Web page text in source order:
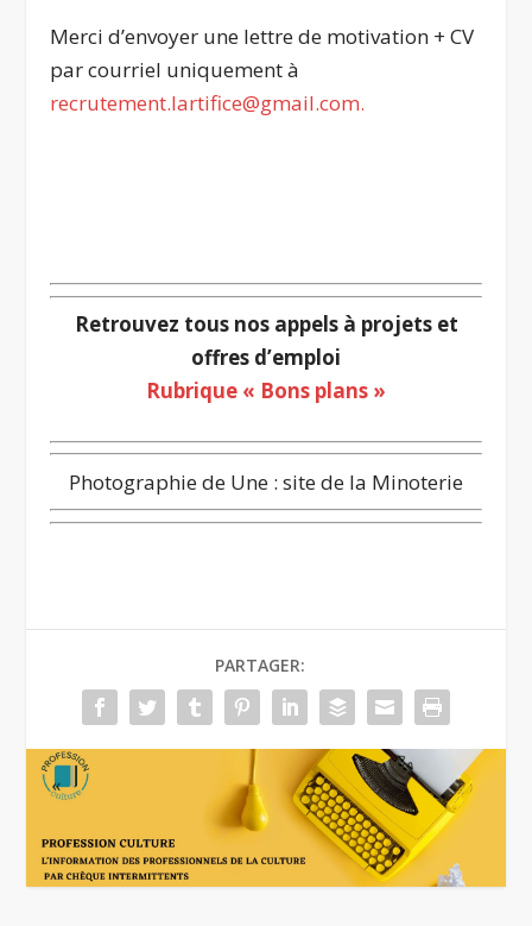
Merci d’envoyer une lettre de motivation + CV
par courriel uniquement à
recrutement.lartifice@gmail.com.
Retrouvez tous nos appels à projets et
offres d’emploi
Rubrique « Bons plans »
Photographie de Une : site de la Minoterie
PARTAGER: